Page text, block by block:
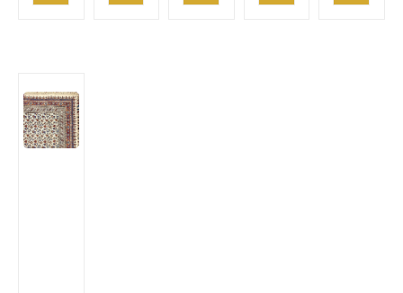
CARRITO
CARRITO
CARRITO
CARRITO
CARRITO